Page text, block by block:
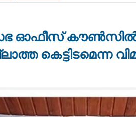
ഓഫീസ് കൗൺസിൽ
കെട്ടിടമെന്ന